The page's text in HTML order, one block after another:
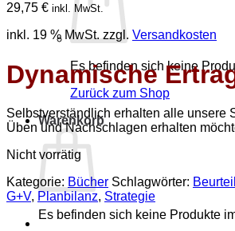
Es befinden sich keine
Zurück zum Shop
Warenkorb
Es befinden sich keine Produkte
29,75 € inkl. MwSt.
inkl. 19 % MwSt. zzgl. Versandkosten
Dynamische
Selbstverständlich erhalten alle unsere
Üben und Nachschlagen erhalten
Nicht vorrätig
Kategorie: Bücher Schlagwörter:
G+V, Planbilanz, Strategie